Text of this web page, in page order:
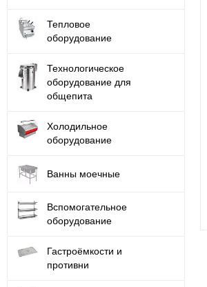
Тепловое
оборудование
Технологическое
оборудование для
общепита
Холодильное
оборудование
Ванны моечные
Вспомогательное
оборудование
Гастроёмкости и
противни